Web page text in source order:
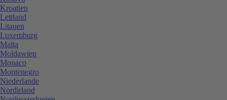
Kroatien
Lettland
Litauen
Luxemburg
Malta
Moldawien
Monaco
Montenegro
Niederlande
Nordirland